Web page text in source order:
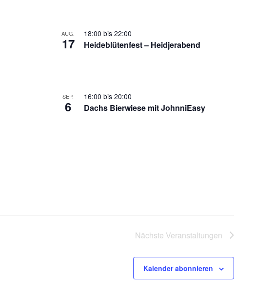
AUG.
17 Heideblütenfest – Heidjerabend
18:00 bis 22:00
SEP.
6 Dachs Bierwiese mit JohnniEasy
16:00 bis 20:00
Nächste Veranstaltungen
Kalender abonnieren